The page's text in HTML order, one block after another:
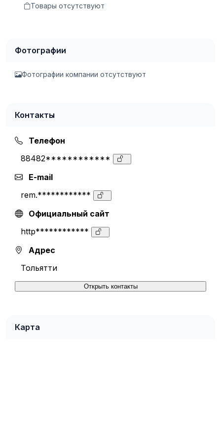
Товары отсутствуют
Фотографии
Фотографии компании отсутствуют
Контакты
Телефон
88482************
E-mail
rem.************
Официальный сайт
http************
Адрес
Тольятти
Открыть контакты
Карта